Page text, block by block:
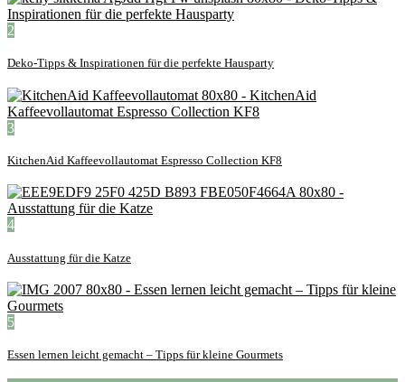
2
Deko-Tipps & Inspirationen für die perfekte Hausparty
3
KitchenAid Kaffeevollautomat Espresso Collection KF8
4
Ausstattung für die Katze
5
Essen lernen leicht gemacht – Tipps für kleine Gourmets